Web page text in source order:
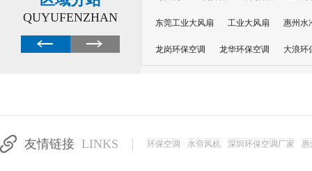
QUYUFENZHAN 东莞工业大风扇 工业大风扇 惠州水
龙岗环保空调 龙华环保空调 大浪环
友情链接 LINKS 环保空调 水帘风机 深圳环保空调厂家 惠